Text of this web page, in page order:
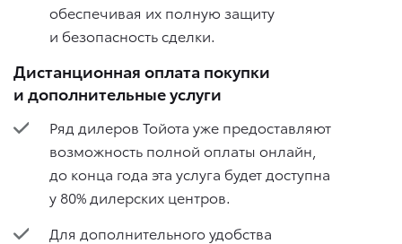
обеспечивая их полную защиту
и безопасность сделки.
Дистанционная оплата покупки
и дополнительные услуги
Ряд дилеров Тойота уже предоставляют
возможность полной оплаты онлайн,
до конца года эта услуга будет доступна
у 80% дилерских центров.
Для дополнительного удобства